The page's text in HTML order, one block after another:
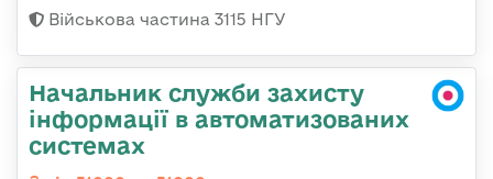
Військова частина 3115 НГУ
Начальник служби захисту
інформації в автоматизованих
системах